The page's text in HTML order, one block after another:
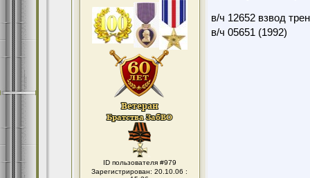
ID пользователя #979
Зарегистрирован: 20.10.06 :
в/ч 12652 взвод
в/ч 05651 (1992)